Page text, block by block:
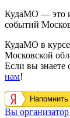
КудаМО — это
событий
КудаМО в курсе
Московской
Если вы знаете
нам!
Напомнить
Вы